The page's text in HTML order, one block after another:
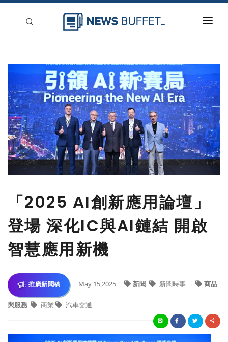
新聞稿分類
登入
刊登
「2025 AI創新應用論壇」
登場 深化IC與AI鏈結 開啟
智慧應用新機
推廣新聞稿 May 15,2025 新聞 新聞時事 商品
與服務 商業 汽車交通